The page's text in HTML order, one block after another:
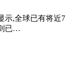
示,全球已有将近7
已…